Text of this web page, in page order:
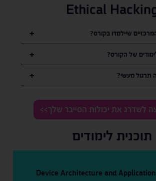
Ethical
שיילמדו בקורס?
של הקורס?
לשדרג את יכולות הסייבר שלך>>
תוכנית לימודים
Device Architecture and Application